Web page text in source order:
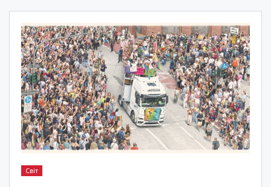
Світ